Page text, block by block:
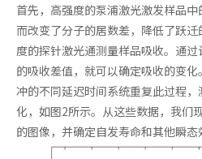
首先，高强度的泵浦激光激发样品
而改变了分子的居数差，降低了跃
度的探针激光通测量样品吸收。通
的吸收差值，就可以确定吸收的变
冲的不同延迟时间系统重复此过程
化，如图2所示。从这些数据，我们
的图像，并确定自发寿命和其他瞬态